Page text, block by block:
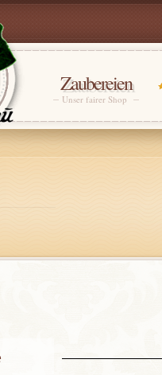
Zaubereien
Unser fairer Shop